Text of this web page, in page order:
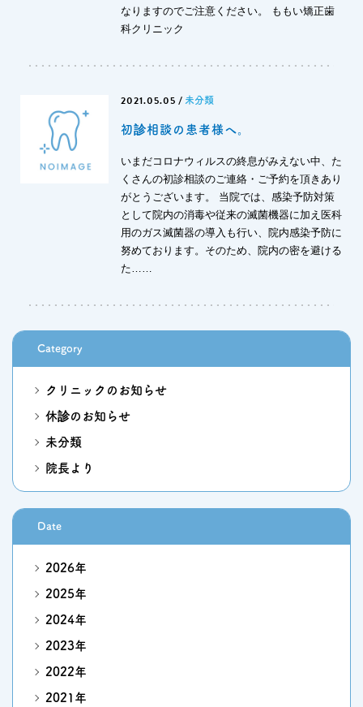
なりますのでご注意ください。 ももい矯正歯
科クリニック
2021.05.05 / 未分類
初診相談の患者様へ。
いまだコロナウィルスの終息がみえない中、た
くさんの初診相談のご連絡・ご予約を頂きあり
がとうございます。 当院では、感染予防対策
として院内の消毒や従来の滅菌機器に加え医科
用のガス滅菌器の導入も行い、院内感染予防に
努めております。そのため、院内の密を避ける
た……
Category
クリニックのお知らせ
休診のお知らせ
未分類
院長より
Date
2026年
2025年
2024年
2023年
2022年
2021年